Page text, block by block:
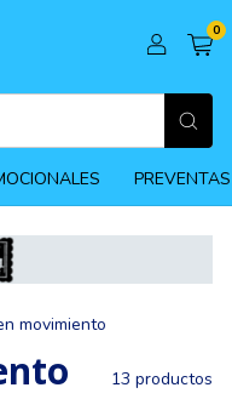
0
PREVENTAS
movimiento
13 productos